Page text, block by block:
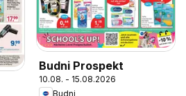
Budni Prospekt
10.08. - 15.08.2026
Budni